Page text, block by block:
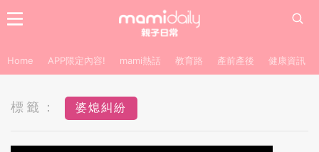
Home APP限定內容! mami熱話 教育路 產前產後 健康資訊
標籤： 婆熄糾紛